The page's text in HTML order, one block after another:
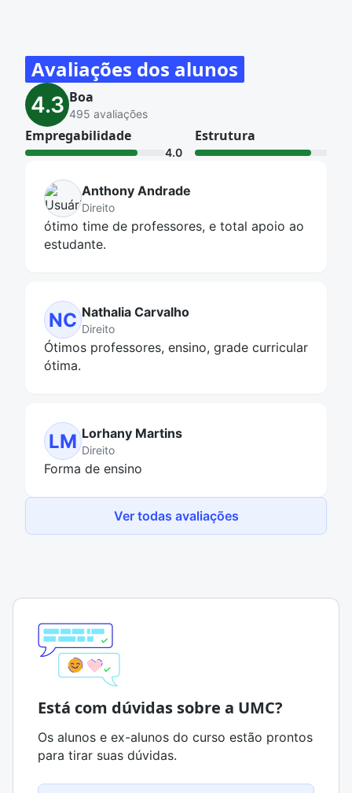
Avaliações dos alunos
4.3 Boa
495 avaliações
Empregabilidade
4.0
Estrutura
Anthony Andrade
Direito
ótimo time de professores, e total apoio ao
estudante.
NC Nathalia Carvalho
Direito
Ótimos professores, ensino, grade curricular
ótima.
LM Lorhany Martins
Direito
Forma de ensino
Ver todas avaliações
Está com dúvidas sobre a UMC?
Os alunos e ex-alunos do curso estão prontos
para tirar suas dúvidas.